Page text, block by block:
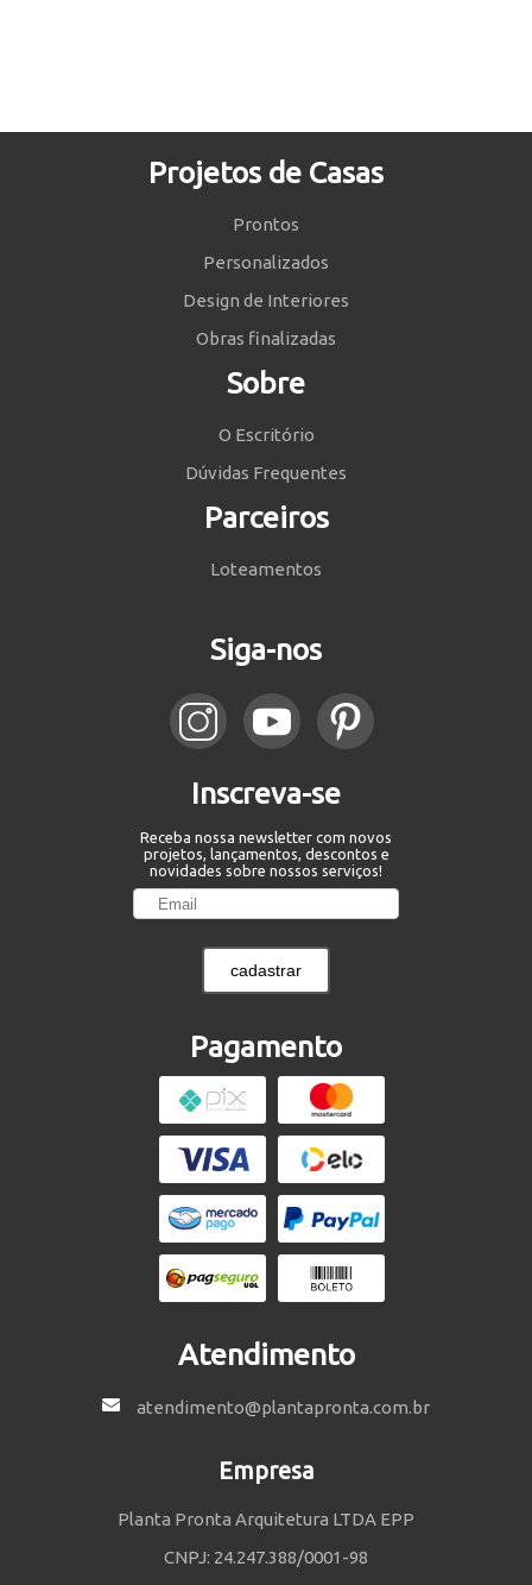
Projetos de Casas
Prontos
Personalizados
Design de Interiores
Obras finalizadas
Sobre
O Escritório
Dúvidas Frequentes
Parceiros
Loteamentos
Siga-nos
Inscreva-se
Receba nossa newsletter com novos
projetos, lançamentos, descontos e
novidades sobre nossos serviços!
cadastrar
Pagamento
Atendimento
atendimento@plantapronta.com.br
Empresa
Planta Pronta Arquitetura LTDA EPP
CNPJ: 24.247.388/0001-98